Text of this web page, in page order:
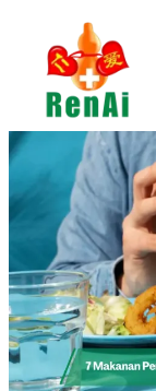
konten